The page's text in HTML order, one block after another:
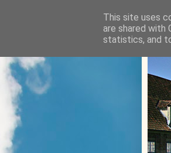
This site uses
are shared with
statistics, and